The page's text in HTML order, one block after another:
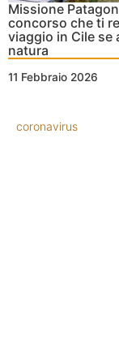
Missione
concorso che ti
viaggio in Cile se
natura
11 Febbraio 2026
coronavirus